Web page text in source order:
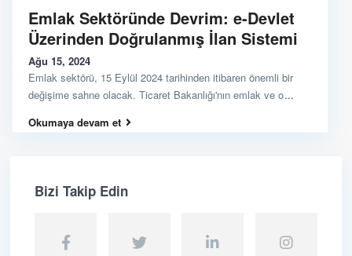
Emlak Sektöründe Devrim: e-Devlet
Üzerinden Doğrulanmış İlan Sistemi
Ağu 15, 2024
Emlak sektörü, 15 Eylül 2024 tarihinden itibaren önemli bir
değişime sahne olacak. Ticaret Bakanlığı'nın emlak ve o...
Okumaya devam et
Bizi Takip Edin